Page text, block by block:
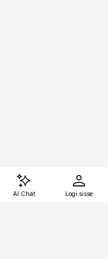
AI Chat Logi sisse